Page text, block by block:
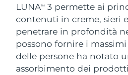
LUNATM
3 permette ai
contenuti in creme, sieri
penetrare in profondità
possono fornire i
delle persone ha notato
assorbimento dei